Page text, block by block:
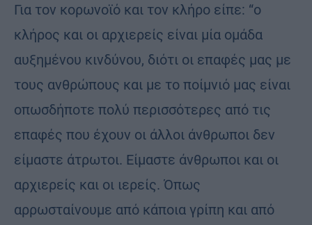
Για τον κορωνοϊό και τον κλήρο είπε: “ο
κλήρος και οι αρχιερείς είναι μία ομάδα
αυξημένου κινδύνου, διότι οι επαφές μας με
τους ανθρώπους και με το ποίμνιό μας είναι
οπωσδήποτε πολύ περισσότερες από τις
επαφές που έχουν οι άλλοι άνθρωποι δεν
είμαστε άτρωτοι. Είμαστε άνθρωποι και οι
αρχιερείς και οι ιερείς. Όπως
αρρωσταίνουμε από κάποια γρίπη και από